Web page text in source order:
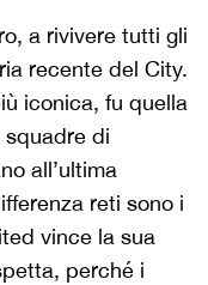
a rivivere tutti gli
recente del City.
iconica, fu quella
squadre di
all’ultima
reti sono i
vince la sua
perché i